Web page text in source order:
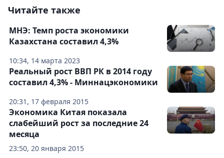
Читайте также
10:34, 14 марта 2023
МНЭ: Темп роста экономики
Казахстана составил 4,3%
20:31, 17 февраля 2015
Реальный рост ВВП РК в 2014 году
составил 4,3% - Миннацэкономики
23:50, 20 января 2015
Экономика Китая показала
слабейший рост за последние 24
месяца